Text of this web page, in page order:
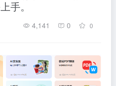
手。
4,141 0 0